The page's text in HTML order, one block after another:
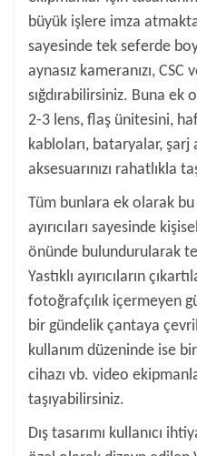
büyük işlere imza
sayesinde tek seferde
aynasız kameranızı, CSC
sığdırabilirsiniz. Buna
2-3 lens, flaş ünitesini,
kabloları, bataryalar,
aksesuarınızı rahatlıkla
Tüm bunlara ek olarak bu
ayırıcıları sayesinde
önünde bulundurularak
Yastıklı ayırıcıların
fotoğrafçılık içermeyen
bir gündelik çantaya
kullanım düzeninde ise
cihazı vb. video
taşıyabilirsiniz.
Dış tasarımı kullanıcı